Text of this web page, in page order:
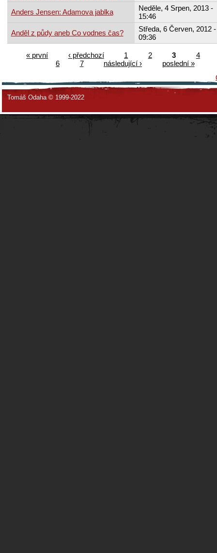
Anders Jensen: Adamova jablka
Neděle, 4 Srpen, 2013 -
15:46
Anděl z půdy aneb Co vodnes čas?
Středa, 6 Červen, 2012 -
09:36
« první ‹ předchozí 1 2 3
4
6
7 následující ›
poslední »
Tomáš Odaha © 1999-2022